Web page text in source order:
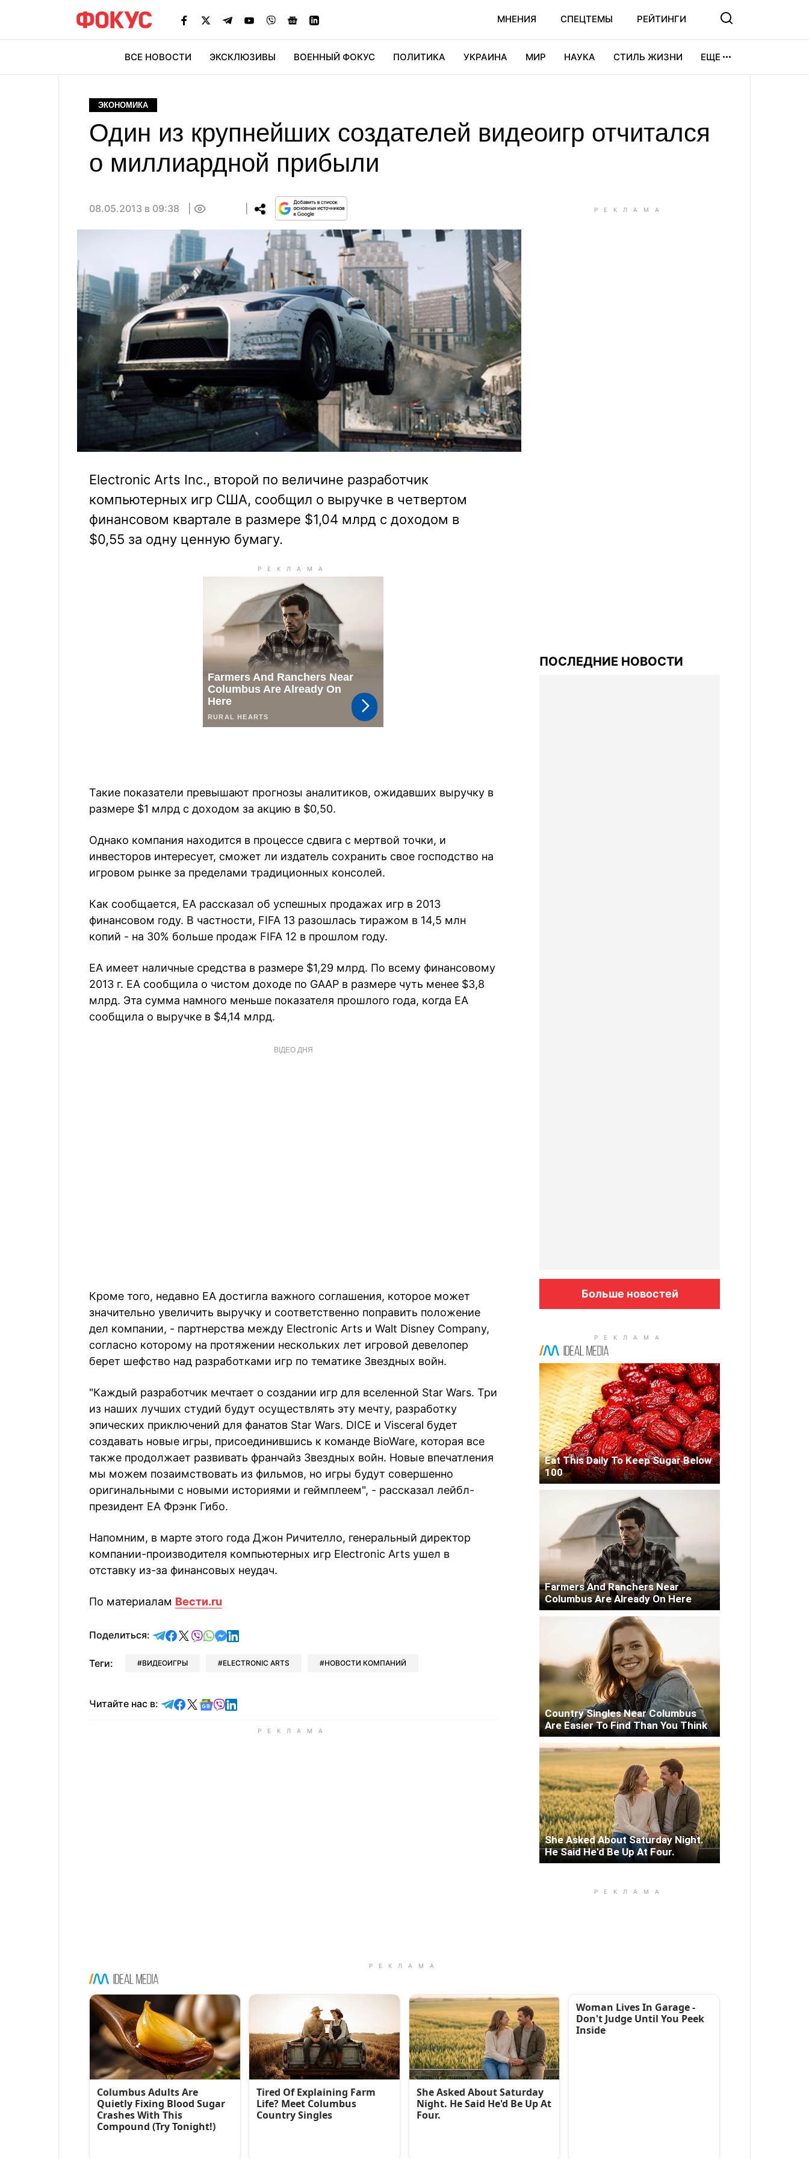
МНЕНИЯ СПЕЦТЕМЫ РЕЙТИНГИ
ВСЕ НОВОСТИ ЭКСКЛЮЗИВЫ ВОЕННЫЙ ФОКУС ПОЛИТИКА УКРАИНА МИР НАУКА СТИЛЬ ЖИЗНИ ЕЩЕ
ЭКОНОМИКА
Один из крупнейших создателей видеоигр отчитался
о миллиардной прибыли
08.05.2013 в 09:38
Electronic Arts Inc., второй по величине разработчик
компьютерных игр США, сообщил о выручке в четвертом
финансовом квартале в размере $1,04 млрд с доходом в
$0,55 за одну ценную бумагу.
Такие показатели превышают прогнозы аналитиков, ожидавших выручку в
размере $1 млрд с доходом за акцию в $0,50.
Однако компания находится в процессе сдвига с мертвой точки, и
инвесторов интересует, сможет ли издатель сохранить свое господство на
игровом рынке за пределами традиционных консолей.
Как сообщается, EA рассказал об успешных продажах игр в 2013
финансовом году. В частности, FIFA 13 разошлась тиражом в 14,5 млн
копий - на 30% больше продаж FIFA 12 в прошлом году.
EA имеет наличные средства в размере $1,29 млрд. По всему финансовому
2013 г. EA сообщила о чистом доходе по GAAP в размере чуть менее $3,8
млрд. Эта сумма намного меньше показателя прошлого года, когда EA
сообщила о выручке в $4,14 млрд.
ВІДЕО ДНЯ
Кроме того, недавно EA достигла важного соглашения, которое может
значительно увеличить выручку и соответственно поправить положение
дел компании, - партнерства между Electronic Arts и Walt Disney Company,
согласно которому на протяжении нескольких лет игровой девелопер
берет шефство над разработками игр по тематике Звездных войн.
"Каждый разработчик мечтает о создании игр для вселенной Star Wars. Три
из наших лучших студий будут осуществлять эту мечту, разработку
эпических приключений для фанатов Star Wars. DICE и Visceral будет
создавать новые игры, присоединившись к команде BioWare, которая все
также продолжает развивать франчайз Звездных войн. Новые впечатления
мы можем позаимствовать из фильмов, но игры будут совершенно
оригинальными с новыми историями и геймплеем", - рассказал лейбл-
президент EA Фрэнк Гибо.
Напомним, в марте этого года Джон Ричителло, генеральный директор
компании-производителя компьютерных игр Electronic Arts ушел в
отставку из-за финансовых неудач.
По материалам Вести.ru
Поделиться: отправить в Telegram
поделиться в Facebook
поделиться в X
отправить в Viber
отправить в Whatsapp
отправить в Messenger
отправить в LinkedIn
Теги: ВИДЕОИГРЫ ELECTRONIC ARTS НОВОСТИ КОМПАНИЙ
Читайте нас в: Читайте в Telegram
Читайте в Facebook
Читайте в X
Читайте в Google news
Читайте в Viber
Читайте в LinkedIn
ПОСЛЕДНИЕ НОВОСТИ
Больше новостей